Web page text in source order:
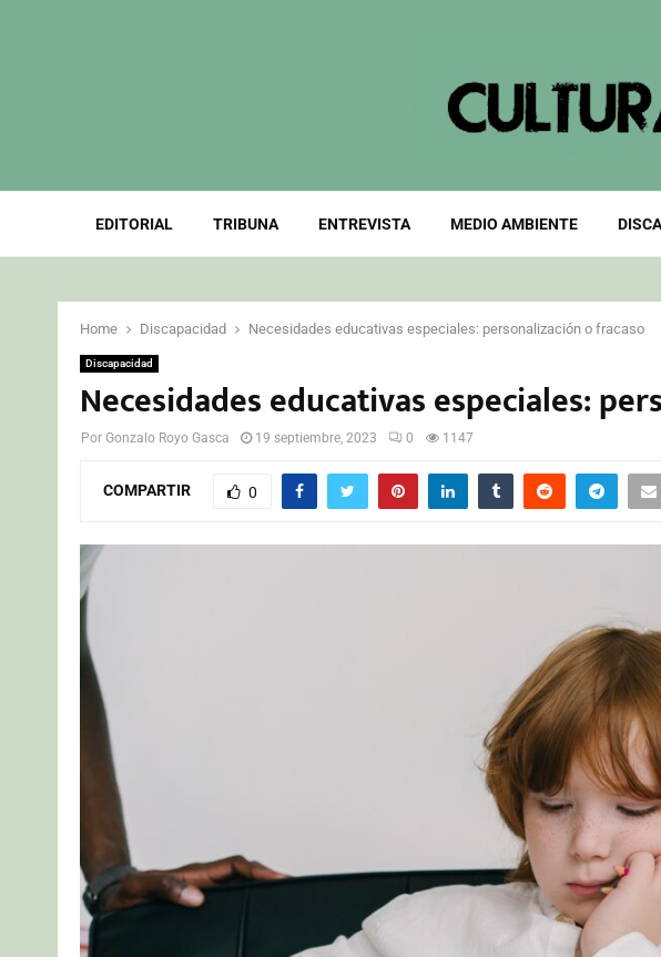
EDITORIAL TRIBUNA ENTREVISTA MEDIO AMBIENTE
Home Discapacidad Necesidades educativas especiales: personalización o fracaso
Discapacidad
Necesidades educativas especiales:
Por Gonzalo Royo Gasca 19 septiembre, 2023 0 1147
COMPARTIR 0